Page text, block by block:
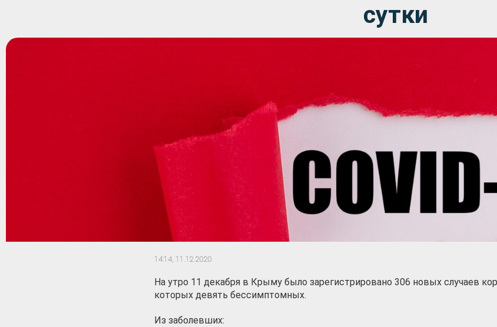
сутки
14:14, 11.12.2020
На утро 11 декабря в Крыму было зарегистрировано 306 новых случаев
которых девять бессимптомных.
Из заболевших: